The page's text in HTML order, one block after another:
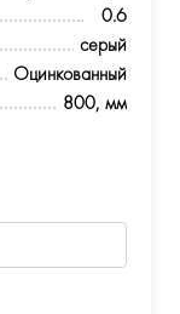
0.6
серый
Оцинкованный
800, мм